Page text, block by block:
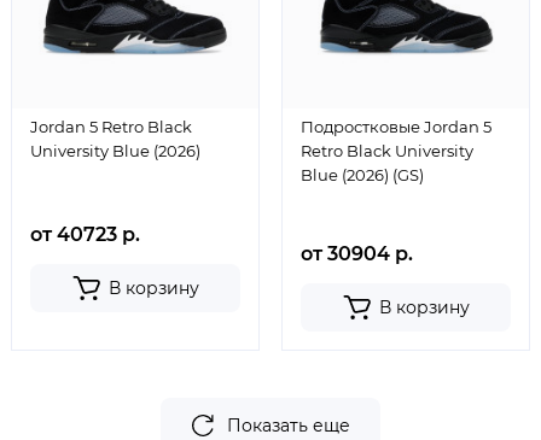
Jordan 5 Retro Black
University Blue (2026)
от 40723 р.
В корзину
Подростковые Jordan 5
Retro Black University
Blue (2026) (GS)
от 30904 р.
В корзину
Показать еще